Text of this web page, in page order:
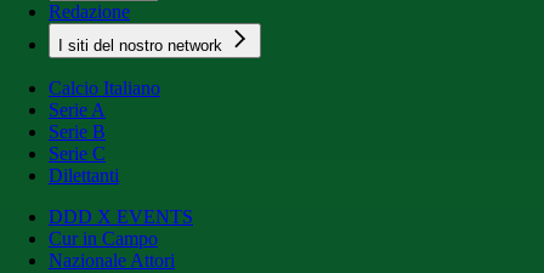
Redazione
I siti del nostro network
Calcio Italiano
Serie A
Serie B
Serie C
Dilettanti
DDD X EVENTS
Cur in Campo
Nazionale Attori